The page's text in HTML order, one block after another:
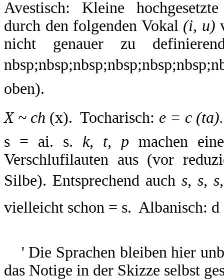
Avestisch: Kleine
durch den folgenden Vokal (i, u)
nicht genauer zu
oben).
X ~ ch (x).  Tocharisch: e = c
s = ai. s. k, t, p machen
Verschlufilauten aus (vor
Silbe). Entsprechend auch s, s,
vielleicht schon = s.  Albanisch:
' Die Sprachen bleiben hier
das Notige in der Skizze selbst